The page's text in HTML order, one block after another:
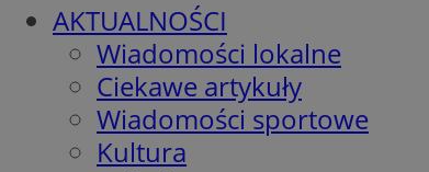
AKTUALNOŚCI
Wiadomości lokalne
Ciekawe artykuły
Wiadomości sportowe
Kultura